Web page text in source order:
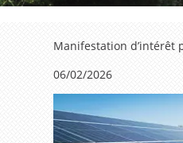
Manifestation d’intérêt
06/02/2026